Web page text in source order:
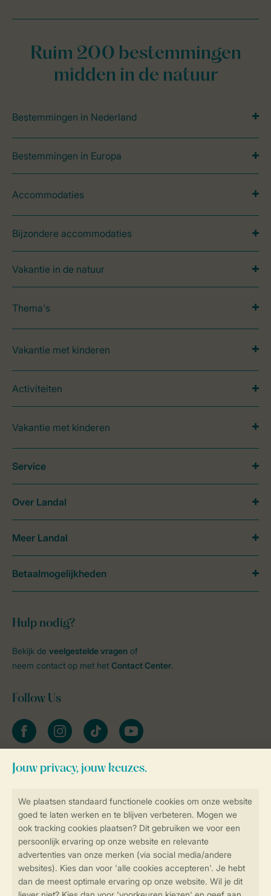
Veilig en snel online boeken
Veilige gegevensoverdracht
Veilige betaling
Ruim 200 bestemmingen
midden in de natuur
Bestemmingen in Nederland
Bestemmingen in Europa
Accommodaties
Bijzondere accommodaties
Vakantie in de natuur
Thema's
Vakantie met kinderen
Activiteiten
Vakantie met kinderen
Hulp nodig?
Bekijk de veelgestelde vragen of
neem contact op met het Contact Center.
Follow Us
facebookinstagramtiktok youtube
Blijf op de hoogte
Service
Over Landal
Meer Landal
Betaalmogelijkheden